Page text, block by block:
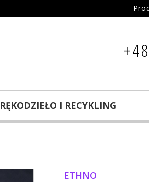
RĘKODZIEŁO I RECYKLING
ETHNO